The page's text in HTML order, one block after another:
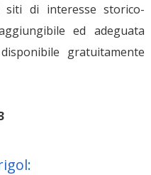
siti di interesse storico-
ed adeguata
gratuitamente